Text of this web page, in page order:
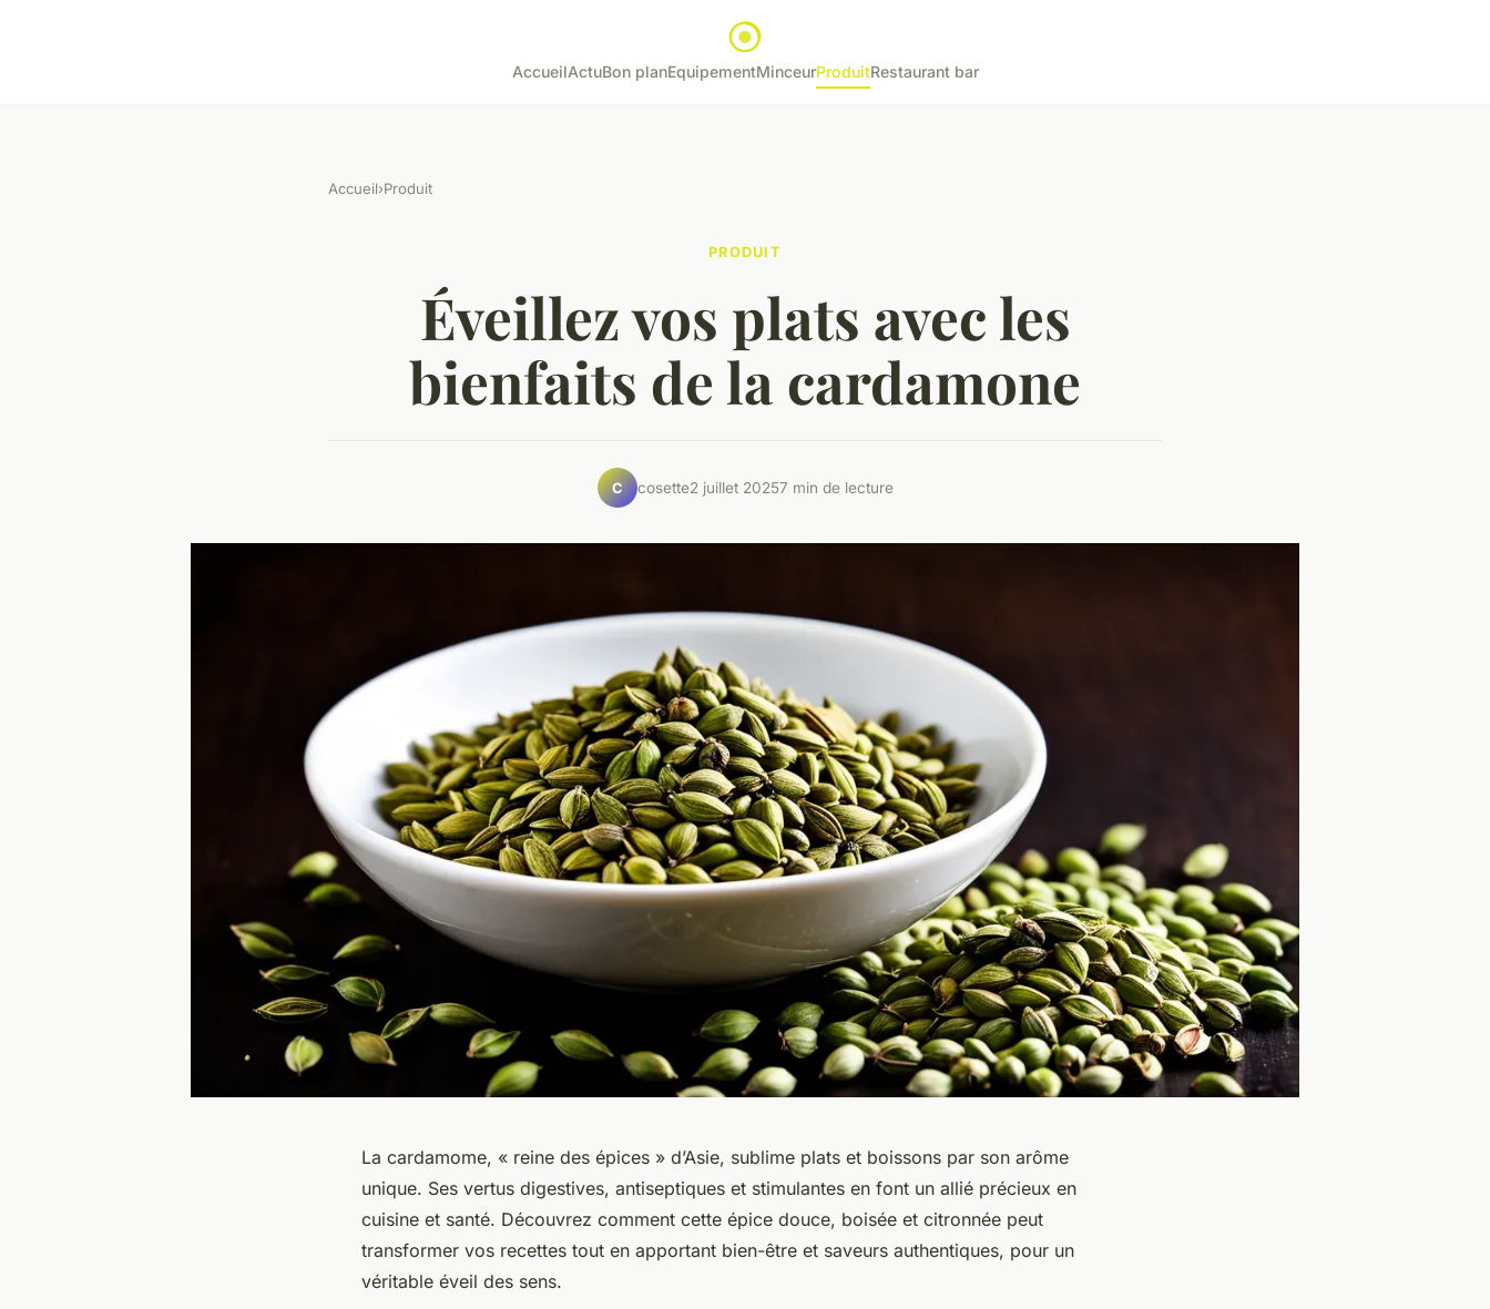
AccueilActuBon planEquipementMinceurProduitRestaurant bar
Accueil›Produit
PRODUIT
Éveillez vos plats avec les
bienfaits de la cardamone
C cosette2 juillet 20257 min de lecture
La cardamome, « reine des épices » d’Asie, sublime plats et boissons par son arôme
unique. Ses vertus digestives, antiseptiques et stimulantes en font un allié précieux en
cuisine et santé. Découvrez comment cette épice douce, boisée et citronnée peut
transformer vos recettes tout en apportant bien-être et saveurs authentiques, pour un
véritable éveil des sens.